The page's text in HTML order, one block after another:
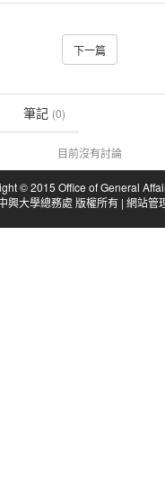
下一篇
筆記 (0)
目前沒有討論
© 2015 Office of General
興大學總務處 版權所有 | 網站管